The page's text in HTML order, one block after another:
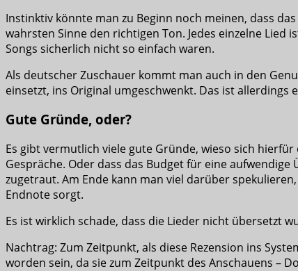
Instinktiv könnte man zu Beginn noch meinen, dass
wahrsten Sinne den richtigen Ton. Jedes einzelne
Songs sicherlich nicht so einfach waren.
Als deutscher Zuschauer kommt man auch in den
einsetzt, ins Original umgeschwenkt. Das ist allerdings
Gute Gründe, oder?
Es gibt vermutlich viele gute Gründe, wieso sich
Gespräche. Oder dass das Budget für eine
zugetraut. Am Ende kann man viel darüber
Endnote sorgt.
Es ist wirklich schade, dass die Lieder nicht übersetzt
Nachtrag: Zum Zeitpunkt, als diese Rezension ins
worden sein, da sie zum Zeitpunkt des Anschauens –